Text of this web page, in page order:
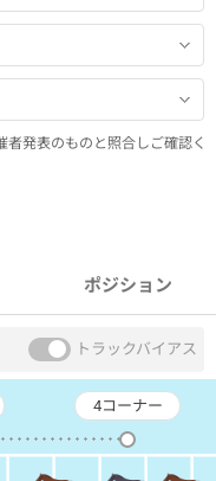
発表のものと照合しご確認く
ポジション
トラックバイアス
4コーナー